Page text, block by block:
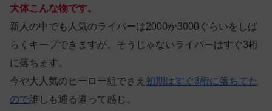
大体こんな物です。
新人の中でも人気のライバーは2000か3000ぐらいをしば
らくキープできますが、そうじゃないライバーはすぐ3桁
に落ちます。
今や大人気のヒーロー組でさえ 初期はすぐ3桁に落ちてた
ので誰しも通る道って感じ。